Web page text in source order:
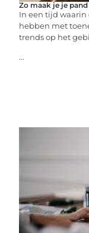
Zo maak je je
In een tijd
hebben met
trends op het
...